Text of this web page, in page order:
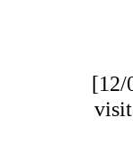
[12/